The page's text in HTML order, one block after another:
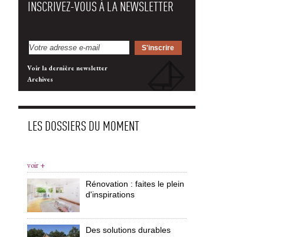
INSCRIVEZ-VOUS À LA NEWSLETTER
Voir la dernière newsletter
Archives
LES DOSSIERS DU MOMENT
voir +
Rénovation : faites le plein
d'inspirations
Des solutions durables